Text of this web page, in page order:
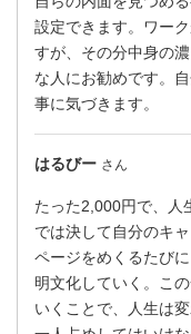
設定できます。ワー
すが、その分中身の
な人にお勧めです。
事に気づきます。
はるびー さん
たった2,000円で、人
では決して自分のキ
ページをめくるたび
明文化していく。こ
いくことで、人生は